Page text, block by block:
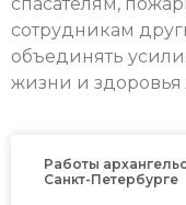
сотрудникам
объединять
жизни и
Работы
Санкт-Петербурге